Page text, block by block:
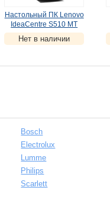
Настольный ПК Lenovo
IdeaCentre S510 MT
(10KW003FRU)
(УЦЕНКА)
Нет в наличии
Bosch
Electrolux
Lumme
Philips
Scarlett